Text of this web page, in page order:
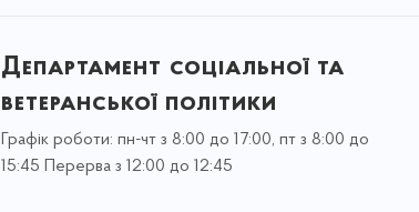
Департамент соціальної та
ветеранської політики
Графік роботи: пн-чт з 8:00 до 17:00, пт з 8:00 до
15:45 Перерва з 12:00 до 12:45